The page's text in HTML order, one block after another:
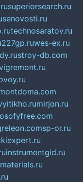
superiorsearch.ru
senovosti.ru
technosaratov.ru
227gp.ruwes-ex.ru
stroy-db.com
mirjon.ru
sp-or.ru
instrumentgid.ru